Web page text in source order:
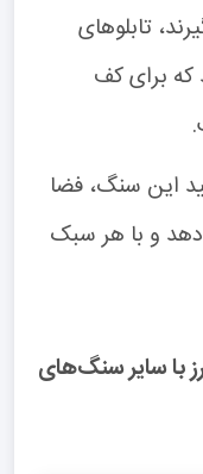
تابلوهای
برای کف
این سنگ، فضا
و با هر سبک
با سایر سنگ‌های